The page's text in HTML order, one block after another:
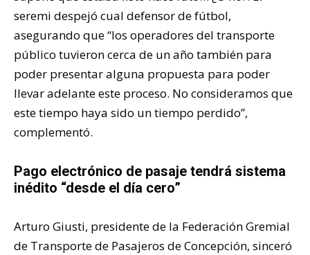
seremi despejó cual defensor de fútbol,
asegurando que “los operadores del transporte
público tuvieron cerca de un año también para
poder presentar alguna propuesta para poder
llevar adelante este proceso. No consideramos que
este tiempo haya sido un tiempo perdido”,
complementó.
Pago electrónico de pasaje tendrá sistema
inédito “desde el día cero”
Arturo Giusti, presidente de la Federación Gremial
de Transporte de Pasajeros de Concepción, sinceró